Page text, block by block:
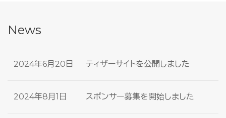
News
2024年6月20日 ティザーサイトを公開しました
2024年8月1日 スポンサー募集を開始しました